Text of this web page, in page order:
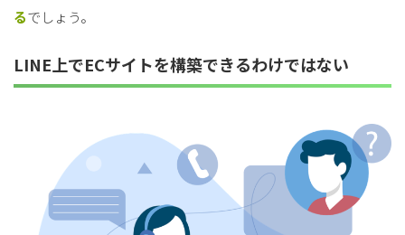
るでしょう。
LINE上でECサイトを構築できるわけではない